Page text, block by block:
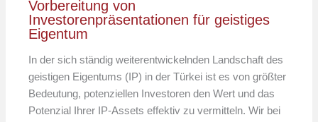
Vorbereitung von
Investorenpräsentationen für geistiges
Eigentum
In der sich ständig weiterentwickelnden Landschaft des
geistigen Eigentums (IP) in der Türkei ist es von größter
Bedeutung, potenziellen Investoren den Wert und das
Potenzial Ihrer IP-Assets effektiv zu vermitteln. Wir bei